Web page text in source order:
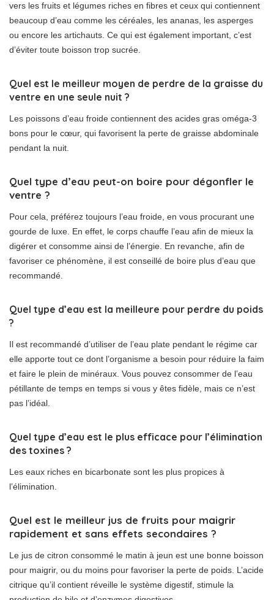
vers les fruits et légumes riches en fibres et ceux qui contiennent
beaucoup d’eau comme les céréales, les ananas, les asperges
ou encore les artichauts. Ce qui est également important, c’est
d’éviter toute boisson trop sucrée.
Quel est le meilleur moyen de perdre de la graisse du
ventre en une seule nuit ?
Les poissons d’eau froide contiennent des acides gras oméga-3
bons pour le cœur, qui favorisent la perte de graisse abdominale
pendant la nuit.
Quel type d’eau peut-on boire pour dégonfler le
ventre ?
Pour cela, préférez toujours l’eau froide, en vous procurant une
gourde de luxe. En effet, le corps chauffe l’eau afin de mieux la
digérer et consomme ainsi de l’énergie. En revanche, afin de
favoriser ce phénomène, il est conseillé de boire plus d’eau que
recommandé.
Quel type d’eau est la meilleure pour perdre du poids
?
Il est recommandé d’utiliser de l’eau plate pendant le régime car
elle apporte tout ce dont l’organisme a besoin pour réduire la faim
et faire le plein de minéraux. Vous pouvez consommer de l’eau
pétillante de temps en temps si vous y êtes fidèle, mais ce n’est
pas l’idéal.
Quel type d’eau est le plus efficace pour l’élimination
des toxines ?
Les eaux riches en bicarbonate sont les plus propices à
l’élimination.
Quel est le meilleur jus de fruits pour maigrir
rapidement et sans effets secondaires ?
Le jus de citron consommé le matin à jeun est une bonne boisson
pour maigrir, ou du moins pour favoriser la perte de poids. L’acide
citrique qu’il contient réveille le système digestif, stimule la